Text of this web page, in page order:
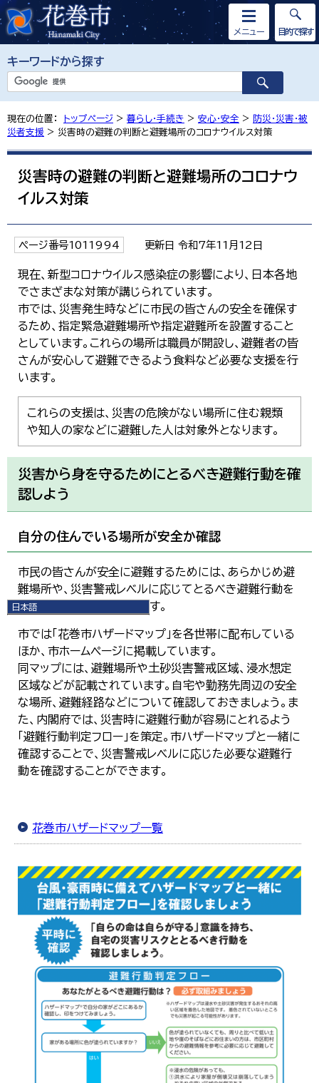
キーワードから探す
メニュー
日本語
English
한국어
简体中文
繁體中文
目的で探す
現在の位置： トップページ > 暮らし・手続き > 安心・安全 > 防災・災害・被
災者支援 > 災害時の避難の判断と避難場所のコロナウイルス対策
災害時の避難の判断と避難場所のコロナウ
イルス対策
ページ番号1011994 更新日 令和7年11月12日
現在、新型コロナウイルス感染症の影響により、日本各地
でさまざまな対策が講じられています。
市では、災害発生時などに市民の皆さんの安全を確保す
るため、指定緊急避難場所や指定避難所を設置すること
としています。これらの場所は職員が開設し、避難者の皆
さんが安心して避難できるよう食料など必要な支援を行
います。
これらの支援は、災害の危険がない場所に住む親類
や知人の家などに避難した人は対象外となります。
災害から身を守るためにとるべき避難行動を確
認しよう
自分の住んでいる場所が安全か確認
市民の皆さんが安全に避難するためには、あらかじめ避
難場所や、災害警戒レベルに応じてとるべき避難行動を
確認しておくことが重要です。
市では「花巻市ハザードマップ」を各世帯に配布している
ほか、市ホームページに掲載しています。
同マップには、避難場所や土砂災害警戒区域、浸水想定
区域などが記載されています。自宅や勤務先周辺の安全
な場所、避難経路などについて確認しておきましょう。ま
た、内閣府では、災害時に避難行動が容易にとれるよう
「避難行動判定フロー」を策定。市ハザードマップと一緒に
確認することで、災害警戒レベルに応じた必要な避難行
動を確認することができます。
花巻市ハザードマップ一覧